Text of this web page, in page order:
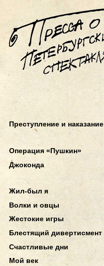
Преступление и наказание
Операция «Пушкин»
Джоконда
Жил-был я
Волки и овцы
Жестокие игры
Блестящий дивертисмент
Счастливые дни
Мой век